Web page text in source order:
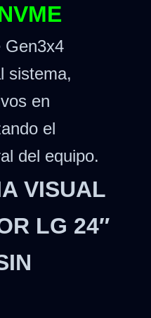
Gen3x4
sistema,
en
el
del equipo.
VISUAL
LG 24″